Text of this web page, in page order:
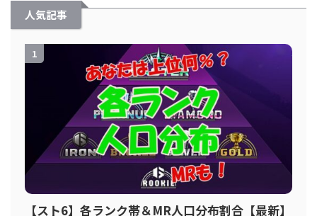
人気記事
1
【スト6】各ランク帯＆MR人口分布割合【最新】